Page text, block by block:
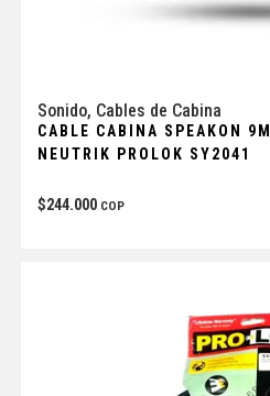
Sonido, Cables de Cabina
CABLE CABINA SPEAKON
NEUTRIK PROLOK SY2041
$244.000 COP